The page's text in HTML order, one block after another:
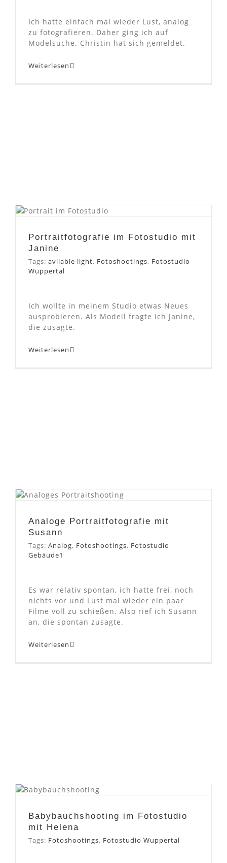
Ich hatte einfach mal wieder Lust, analog
zu fotografieren. Daher ging ich auf
Modelsuche. Christin hat sich gemeldet.
Weiterlesen
Portraitfotografie im Fotostudio mit
Janine
Tags: avilable light, Fotoshootings, Fotostudio
Wuppertal
Ich wollte in meinem Studio etwas Neues
ausprobieren. Als Modell fragte ich Janine,
die zusagte.
Weiterlesen
Analoge Portraitfotografie mit
Susann
Tags: Analog, Fotoshootings, Fotostudio
Gebäude1
Es war relativ spontan, ich hatte frei, noch
nichts vor und Lust mal wieder ein paar
Filme voll zu schießen. Also rief ich Susann
an, die spontan zusagte.
Weiterlesen
Babybauchshooting im Fotostudio
mit Helena
Tags: Fotoshootings, Fotostudio Wuppertal